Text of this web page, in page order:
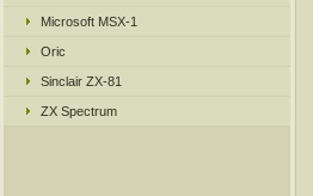
Microsoft MSX-1
Oric
Sinclair ZX-81
ZX Spectrum